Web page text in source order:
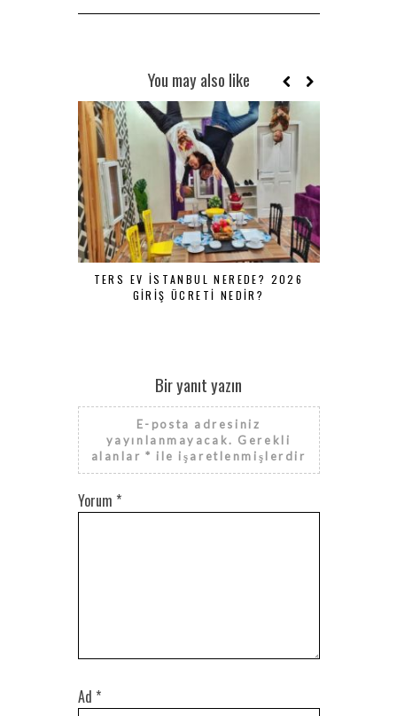
You may also like
TERS EV İSTANBUL NEREDE? 2026
GIRIŞ ÜCRETI NEDIR?
Bir yanıt yazın
E-posta adresiniz
yayınlanmayacak. Gerekli
alanlar* ile işaretlenmişlerdir
Yorum *
Ad *